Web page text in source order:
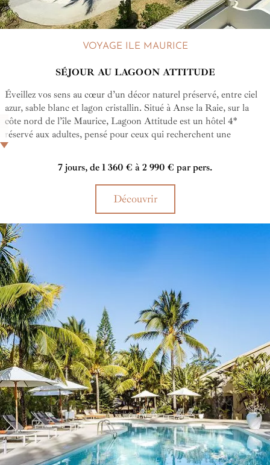
VOYAGE ILE MAURICE
SÉJOUR AU LAGOON ATTITUDE
Éveillez vos sens au cœur d’un décor naturel préservé, entre ciel
azur, sable blanc et lagon cristallin. Situé à Anse la Raie, sur la
côte nord de l’île Maurice, Lagoon Attitude est un hôtel 4*
réservé aux adultes, pensé pour ceux qui recherchent une
escapade paisible, éthique et authentique. Ici, chaque détail est
une ode à la nature et à la culture mauricienne : design éco-
responsable, cuisine locale raffinée, expériences immersives et
ambiance décontractée. Que vous soyez amateur de farniente au
bord de la piscine, passionné de sports nautiques ou simplement
en quête de reconnexion à vous-même, Lagoon Attitude sera
votre refuge parfait.
7 jours, de 1 360 € à 2 990 € par pers.
Découvrir